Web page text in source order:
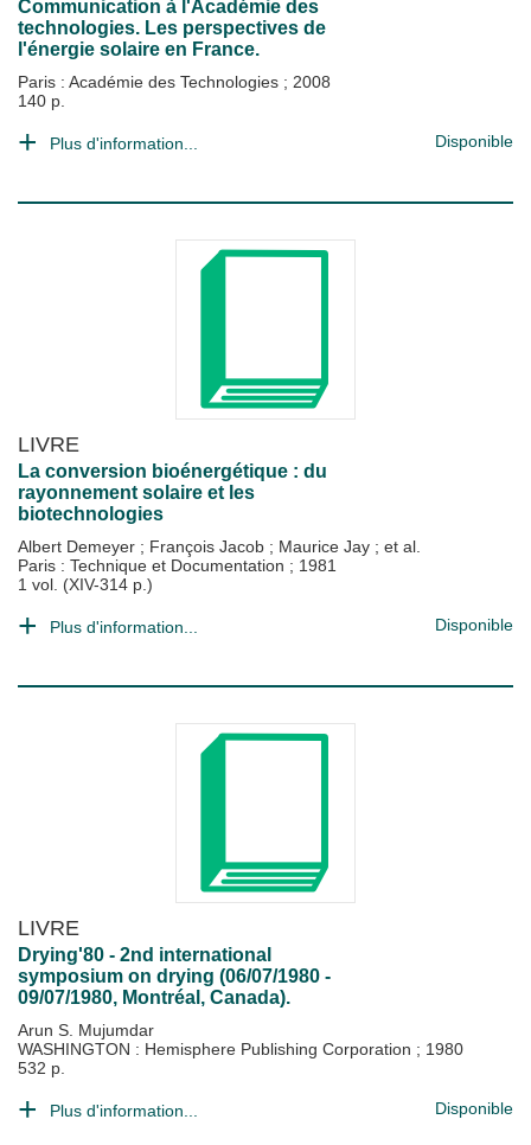
Communication à l'Académie des
technologies. Les perspectives de
l'énergie solaire en France.
Paris : Académie des Technologies ; 2008
140 p.
Plus d'information... Disponible
LIVRE
La conversion bioénergétique : du
rayonnement solaire et les
biotechnologies
Albert Demeyer ; François Jacob ; Maurice Jay ; et al.
Paris : Technique et Documentation ; 1981
1 vol. (XIV-314 p.)
Plus d'information... Disponible
LIVRE
Drying'80 - 2nd international
symposium on drying (06/07/1980 -
09/07/1980, Montréal, Canada).
Arun S. Mujumdar
WASHINGTON : Hemisphere Publishing Corporation ; 1980
532 p.
Plus d'information... Disponible